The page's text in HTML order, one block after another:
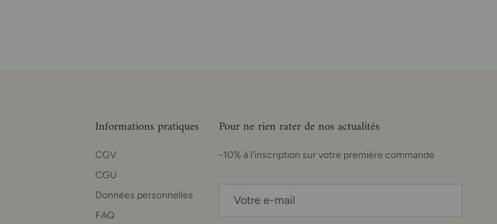
Informations pratiques
CGV
CGU
Données personnelles
FAQ
Pour ne rien rater de nos actualités
-10% à l'inscription sur votre première commande